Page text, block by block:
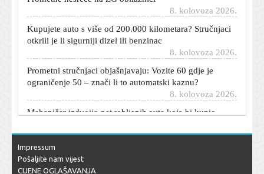
otkrili je li sigurniji dizel ili benzinac
ograničenje 50 – znači li to automatski kaznu?
8. kolovoza 2026.
odmah: Jedan je gotovo neuništiv
Odlazak iz Barcelone? Heroj SP-a ušao u pregovore s
novim klubom
Impressum
Pošaljite nam vijest
CIJENE OGLAŠAVANJA